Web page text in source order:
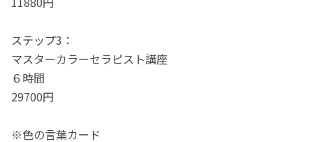
ステップ3：
マスターカラーセラピスト講座
６時間
29700円
※色の言葉カード